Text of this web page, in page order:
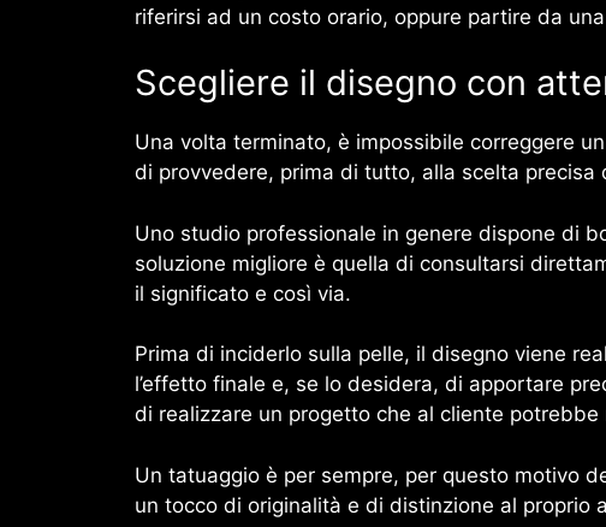
riferirsi ad un costo orario, oppure partire da
Scegliere il disegno con
Una volta terminato, è impossibile correggere
di provvedere, prima di tutto, alla scelta precisa
Uno studio professionale in genere dispone di
soluzione migliore è quella di consultarsi
il significato e così via.
Prima di inciderlo sulla pelle, il disegno viene
l’effetto finale e, se lo desidera, di apportare
di realizzare un progetto che al cliente
Un tatuaggio è per sempre, per questo motivo
un tocco di originalità e di distinzione al proprio